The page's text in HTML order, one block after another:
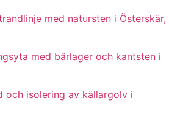
med natursten i Österskär,
med bärlager och kantsten i
och isolering av källargolv i